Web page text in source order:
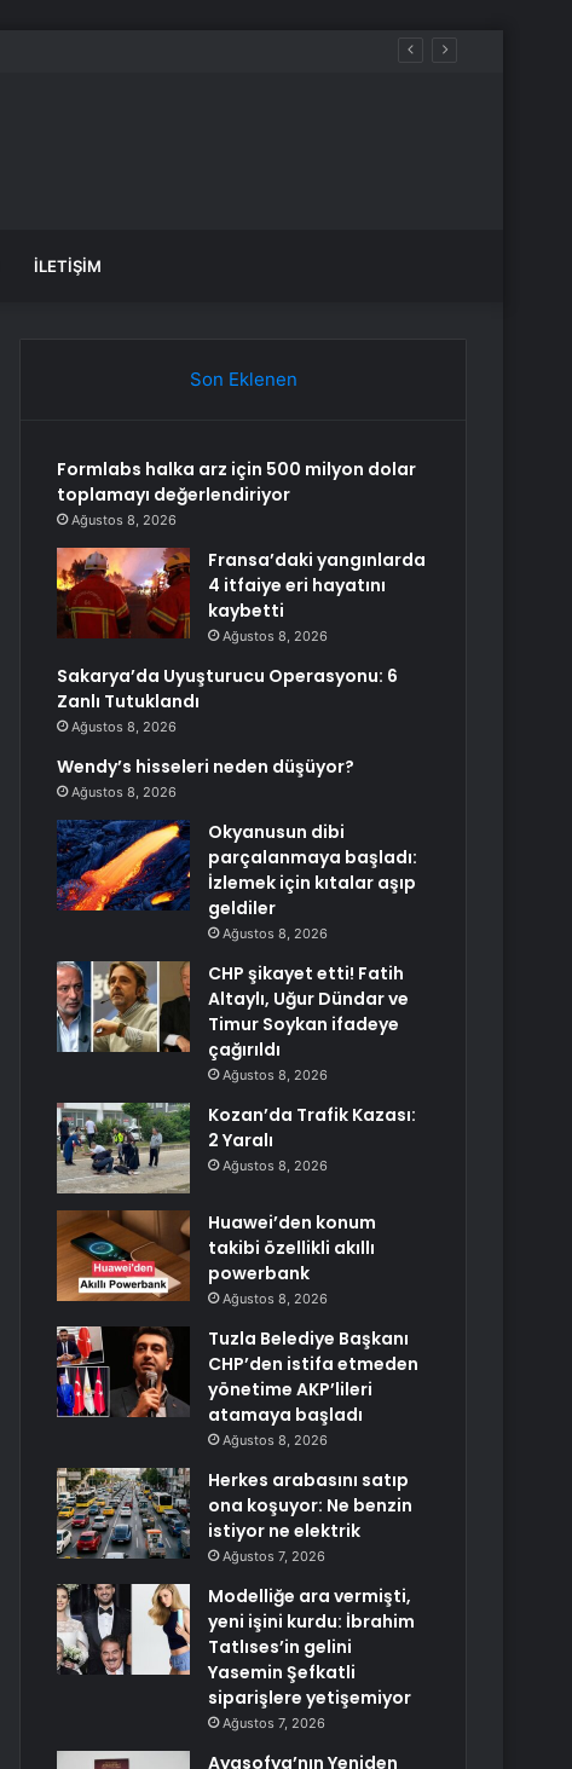
İLETIŞIM
Son Eklenen
Formlabs halka arz için 500 milyon dolar
toplamayı değerlendiriyor
Ağustos 8, 2026
Fransa’daki yangınlarda
4 itfaiye eri hayatını
kaybetti
Ağustos 8, 2026
Sakarya’da Uyuşturucu Operasyonu: 6
Zanlı Tutuklandı
Ağustos 8, 2026
Wendy’s hisseleri neden düşüyor?
Ağustos 8, 2026
Okyanusun dibi
parçalanmaya başladı:
İzlemek için kıtalar aşıp
geldiler
Ağustos 8, 2026
CHP şikayet etti! Fatih
Altaylı, Uğur Dündar ve
Timur Soykan ifadeye
çağırıldı
Ağustos 8, 2026
Kozan’da Trafik Kazası:
2 Yaralı
Ağustos 8, 2026
Huawei’den konum
takibi özellikli akıllı
powerbank
Ağustos 8, 2026
Tuzla Belediye Başkanı
CHP’den istifa etmeden
yönetime AKP’lileri
atamaya başladı
Ağustos 8, 2026
Herkes arabasını satıp
ona koşuyor: Ne benzin
istiyor ne elektrik
Ağustos 7, 2026
Modelliğe ara vermişti,
yeni işini kurdu: İbrahim
Tatlıses’in gelini
Yasemin Şefkatli
siparişlere yetişemiyor
Ağustos 7, 2026
Ayasofya’nın Yeniden